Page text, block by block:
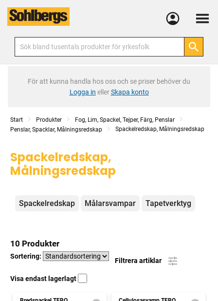
Meny
För att kunna handla hos oss och se priser behöver du
Logga in ellerSkapa konto
Start Produkter
Fog, Lim, Spackel, Tejper, Färg, Penslar
Penslar, Spacklar, Målningsredskap
Spackelredskap, Målningsredskap
Spackelredskap,
Målningsredskap
Kategorier
Spackelredskap Målarsvampar Tapetverktyg
10 Produkter
Sortering:
Filtrera artiklar
Visa endast lagerlagt